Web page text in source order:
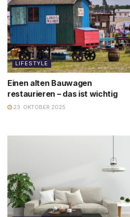
LIFESTYLE
Einen alten Bauwagen
restaurieren – das ist wichtig
23. OKTOBER 2025